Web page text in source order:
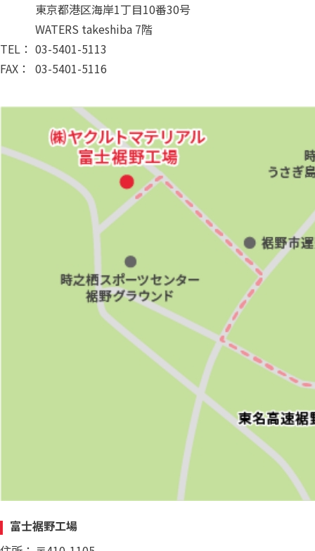
東京都港区海岸1丁目10番30号
WATERS takeshiba 7階
TEL： 03-5401-5113
FAX：
03-5401-5116
富士裾野工場